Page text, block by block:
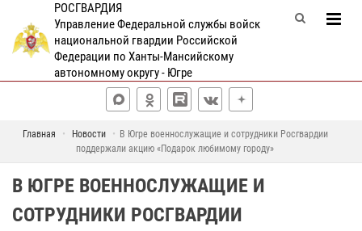
РОСГВАРДИЯ
Управление Федеральной службы войск
национальной гвардии Российской
Федерации по Ханты-Мансийскому
автономному округу - Югре
Главная Новости
В Югре военнослужащие и сотрудники Росгвардии
поддержали акцию «Подарок любимому городу»
В ЮГРЕ ВОЕННОСЛУЖАЩИЕ И
СОТРУДНИКИ РОСГВАРДИИ